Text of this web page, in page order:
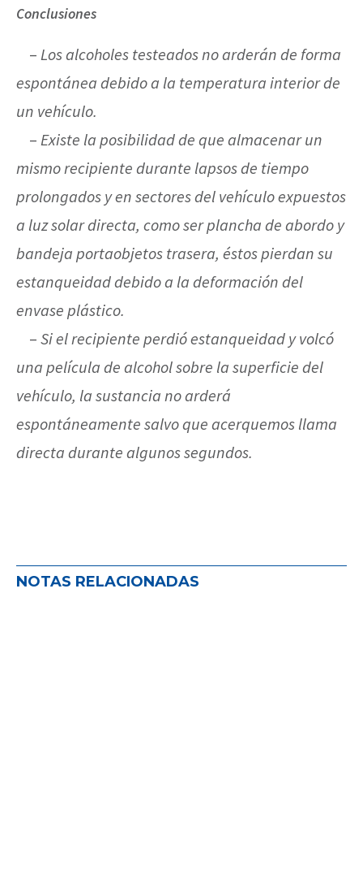
Conclusiones
– Los alcoholes testeados no arderán de forma
espontánea debido a la temperatura interior de
un vehículo.
– Existe la posibilidad de que almacenar un
mismo recipiente durante lapsos de tiempo
prolongados y en sectores del vehículo expuestos
a luz solar directa, como ser plancha de abordo y
bandeja portaobjetos trasera, éstos pierdan su
estanqueidad debido a la deformación del
envase plástico.
– Si el recipiente perdió estanqueidad y volcó
una película de alcohol sobre la superficie del
vehículo, la sustancia no arderá
espontáneamente salvo que acerquemos llama
directa durante algunos segundos.
NOTAS RELACIONADAS